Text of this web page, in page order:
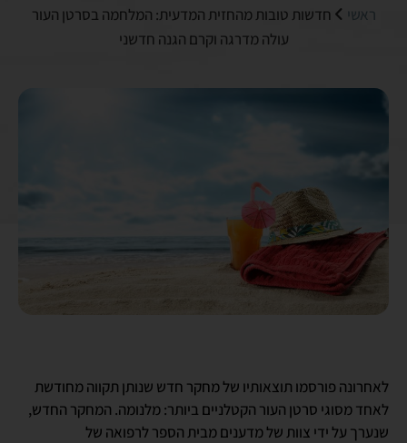
ראשי
חדשות טובות מהחזית המדעית: המלחמה בסרטן העור
עולה מדרגה וקרם הגנה חדשני
לאחרונה פורסמו תוצאותיו של מחקר חדש שנותן תקווה מחודשת
לאחד מסוגי סרטן העור הקטלניים ביותר: מלנומה. המחקר החדש,
שנערך על ידי צוות של מדענים מבית הספר לרפואה של